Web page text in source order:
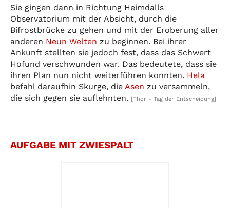
Sie gingen dann in Richtung Heimdalls
Observatorium mit der Absicht, durch die
Bifrostbrücke zu gehen und mit der Eroberung aller
anderen Neun Welten zu beginnen. Bei ihrer
Ankunft stellten sie jedoch fest, dass das Schwert
Hofund verschwunden war. Das bedeutete, dass sie
ihren Plan nun nicht weiterführen konnten. Hela
befahl daraufhin Skurge, die Asen zu versammeln,
die sich gegen sie auflehnten.
[Thor - Tag der Entscheidung]
AUFGABE MIT ZWIESPALT